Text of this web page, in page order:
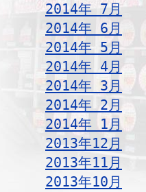
2014年 7月
2014年 6月
2014年 5月
2014年 4月
2014年 3月
2014年 2月
2014年 1月
2013年12月
2013年11月
2013年10月